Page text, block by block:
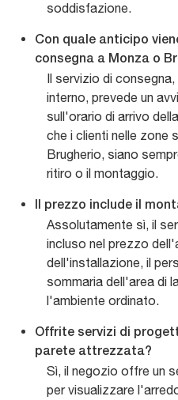
soddisfazione.
Con quale anticipo
consegna a Monza o
Il servizio di
interno, prevede un
sull'orario di arrivo
che i clienti nelle zone
Brugherio, siano
ritiro o il montaggio.
Il prezzo include il
Assolutamente sì, il
incluso nel prezzo
dell'installazione, il
sommaria dell'area di
l'ambiente ordinato.
Offrite servizi di
parete attrezzata?
Sì, il negozio offre un
per visualizzare